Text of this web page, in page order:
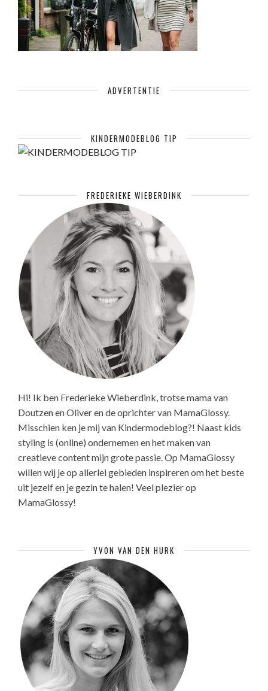
ADVERTENTIE
KINDERMODEBLOG TIP
FREDERIEKE WIEBERDINK
Hi! Ik ben Frederieke Wieberdink, trotse mama van
Doutzen en Oliver en de oprichter van MamaGlossy.
Misschien ken je mij van Kindermodeblog?! Naast kids
styling is (online) ondernemen en het maken van
creatieve content mijn grote passie. Op MamaGlossy
willen wij je op allerlei gebieden inspireren om het beste
uit jezelf en je gezin te halen! Veel plezier op
MamaGlossy!
YVON VAN DEN HURK